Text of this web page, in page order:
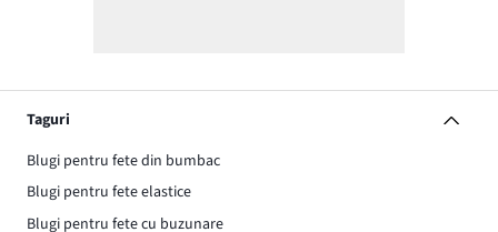
Taguri
Blugi pentru fete din bumbac
Blugi pentru fete elastice
Blugi pentru fete cu buzunare